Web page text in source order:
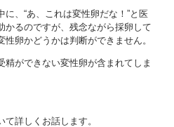
、“あ、これは変性卵だな！”と医
かるのですが、残念ながら採卵して
卵かどうかは判断ができません。
精ができない変性卵が含まれてしま
詳しくお話します。